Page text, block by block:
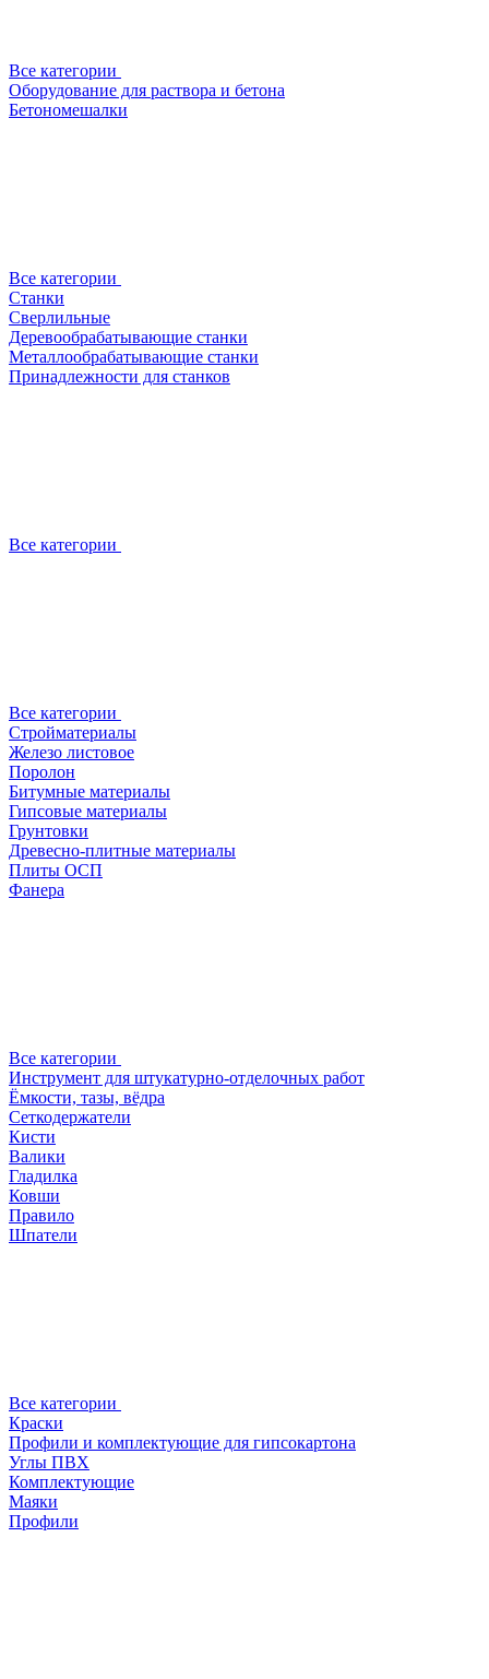
Все категории
Оборудование для раствора и бетона
Бетономешалки
Все категории
Станки
Сверлильные
Деревообрабатывающие станки
Металлообрабатывающие станки
Принадлежности для станков
Все категории
Все категории
Стройматериалы
Железо листовое
Поролон
Битумные материалы
Гипсовые материалы
Грунтовки
Древесно-плитные материалы
Плиты ОСП
Фанера
Все категории
Инструмент для штукатурно-отделочных работ
Ёмкости, тазы, вёдра
Сеткодержатели
Кисти
Валики
Гладилка
Ковши
Правило
Шпатели
Все категории
Краски
Профили и комплектующие для гипсокартона
Углы ПВХ
Комплектующие
Маяки
Профили